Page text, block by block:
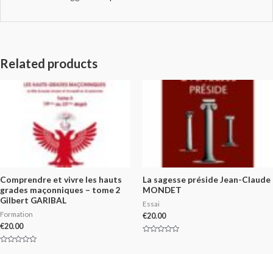
Related products
Comprendre et vivre les hauts
grades maçonniques – tome 2
Gilbert GARIBAL
Formation
€20.00
La sagesse préside Jean-Claude
MONDET
Essai
€20.00